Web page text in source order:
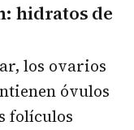
hidratos de
los ovarios
óvulos
folículos